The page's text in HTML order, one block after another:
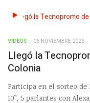
VIDEOS 06 NOVIEMBRE 2023
Llegó la
Colonia
Participa en el sorteo de
10”, 5 parlantes con